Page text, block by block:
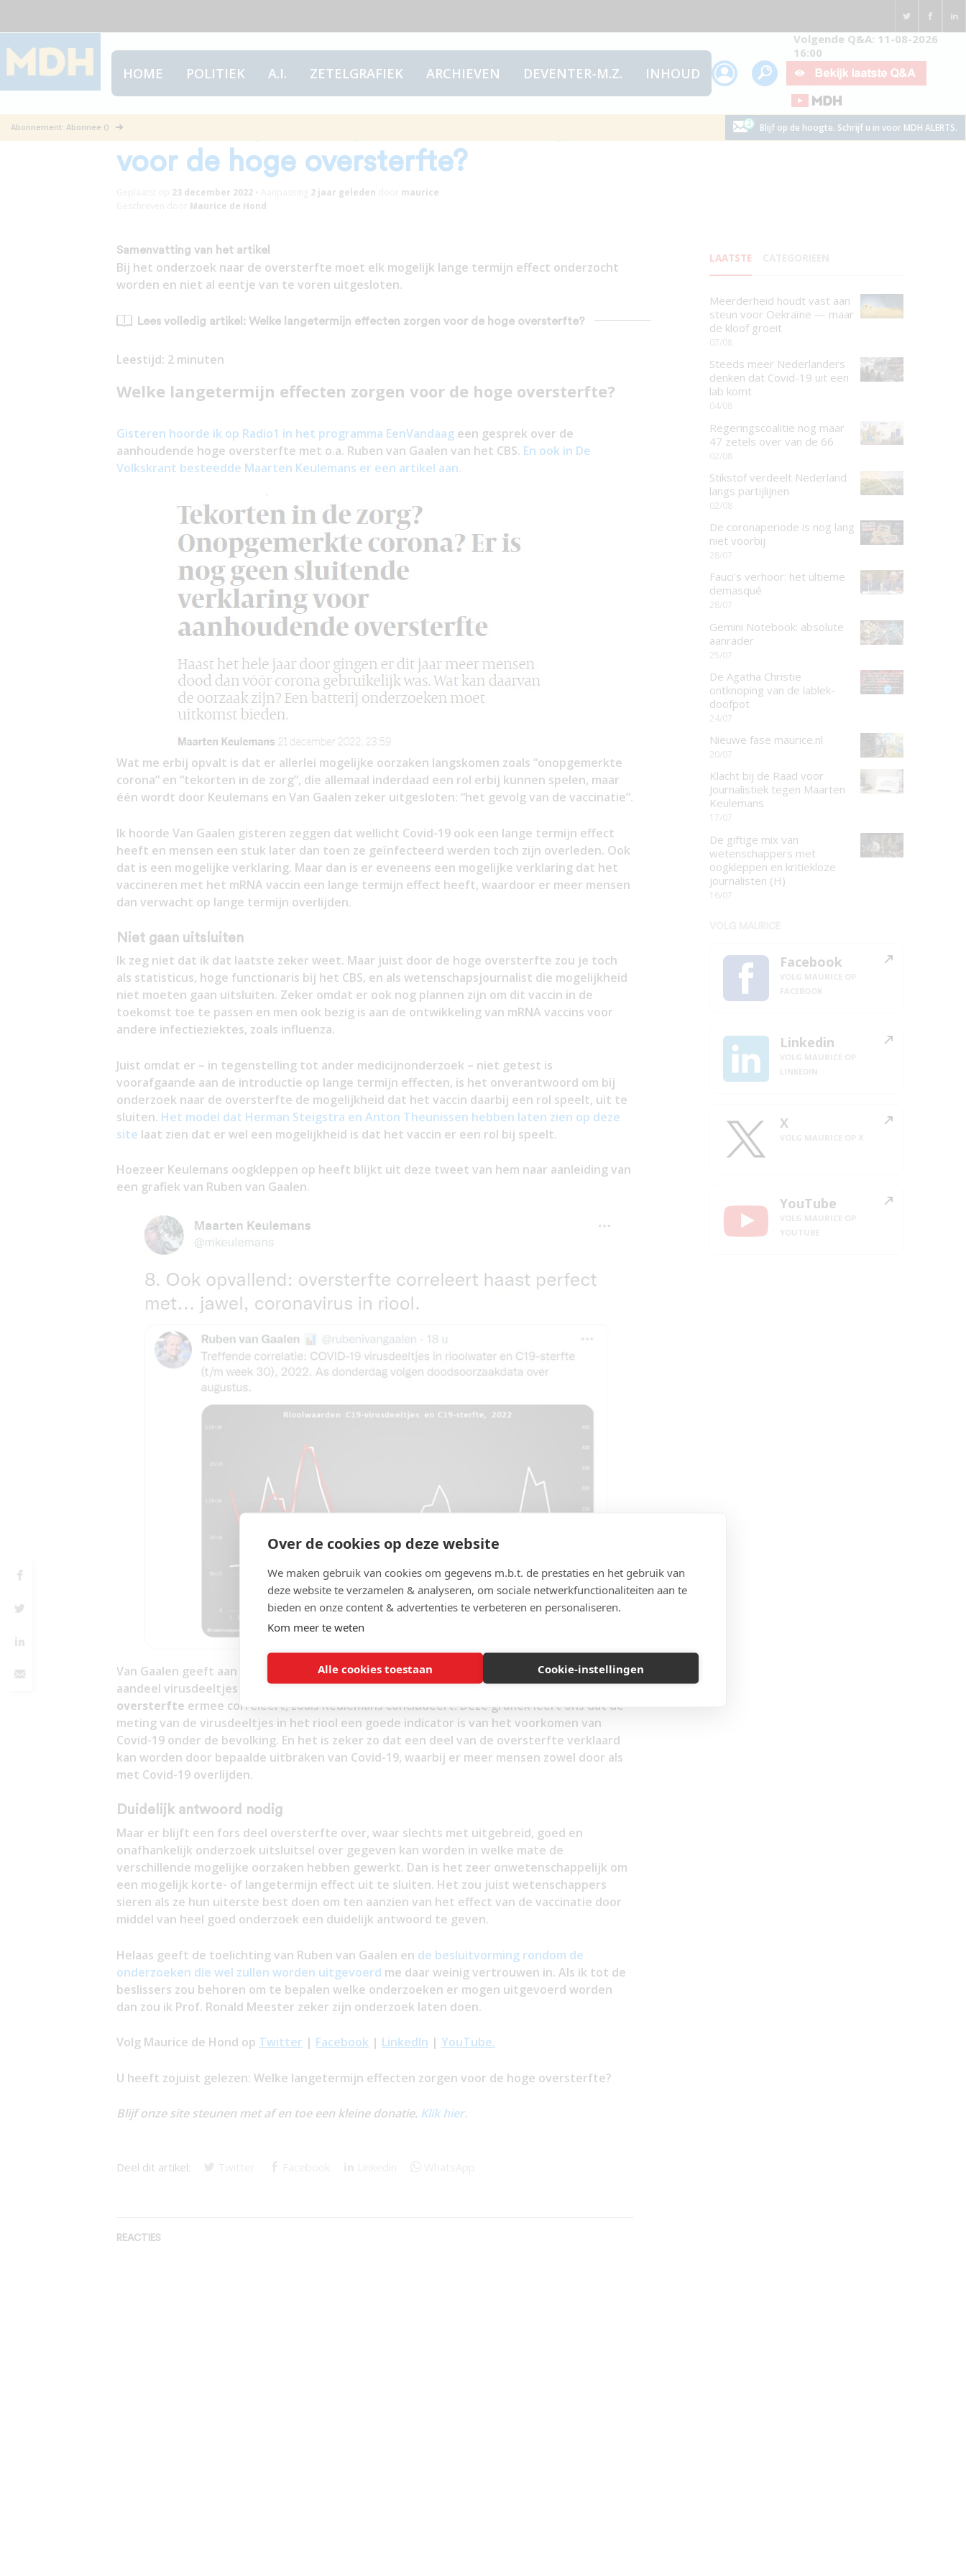
Over de cookies op deze website
We maken gebruik van cookies om gegevens m.b.t. de prestaties en het gebruik van
deze website te verzamelen & analyseren, om sociale netwerkfunctionaliteiten aan te
bieden en onze content & advertenties te verbeteren en personaliseren.
Kom meer te weten
Alle cookies toestaan Cookie-instellingen
HOME POLITIEK A.I. ZETELGRAFIEK ARCHIEVEN DEVENTER-M.Z. INHOUD
Volgende Q&A: 11-08-2026
16:00
Abonnement: Abonnee () Blijf op de hoogte. Schrijf u in voor MDH ALERTS.
Welke langetermijn effecten zorgen
voor de hoge oversterfte?
23 december 2022• 2 jaar geleden
maurice
Maurice de Hond
Samenvatting van het artikel
Bij het onderzoek naar de oversterfte moet elk mogelijk lange termijn effect onderzocht
worden en niet al eentje van te voren uitgesloten.
Lees volledig artikel: Welke langetermijn effecten zorgen voor de hoge oversterfte?
Leestijd: 2 minuten
Welke langetermijn effecten zorgen voor de hoge oversterfte?
Gisteren hoorde ik op Radio1 in het programma EenVandaageen gesprek over de
aanhoudende hoge oversterfte met o.a. Ruben van Gaalen van het CBS. En ook in De
Volkskrant besteedde Maarten Keulemans er een artikel aan.
Wat me erbij opvalt is dat er allerlei mogelijke oorzaken langskomen zoals “onopgemerkte
corona” en “tekorten in de zorg”, die allemaal inderdaad een rol erbij kunnen spelen, maar
één wordt door Keulemans en Van Gaalen zeker uitgesloten: “het gevolg van de vaccinatie”.
Ik hoorde Van Gaalen gisteren zeggen dat wellicht Covid-19 ook een lange termijn effect
heeft en mensen een stuk later dan toen ze geïnfecteerd werden toch zijn overleden. Ook
dat is een mogelijke verklaring. Maar dan is er eveneens een mogelijke verklaring dat het
vaccineren met het mRNA vaccin een lange termijn effect heeft, waardoor er meer mensen
dan verwacht op lange termijn overlijden.
Niet gaan uitsluiten
Ik zeg niet dat ik dat laatste zeker weet. Maar juist door de hoge oversterfte zou je toch
als statisticus, hoge functionaris bij het CBS, en als wetenschapsjournalist die mogelijkheid
niet moeten gaan uitsluiten. Zeker omdat er ook nog plannen zijn om dit vaccin in de
toekomst toe te passen en men ook bezig is aan de ontwikkeling van mRNA vaccins voor
andere infectieziektes, zoals influenza.
Juist omdat er – in tegenstelling tot ander medicijnonderzoek – niet getest is
voorafgaande aan de introductie op lange termijn effecten, is het onverantwoord om bij
onderzoek naar de oversterfte de mogelijkheid dat het vaccin daarbij een rol speelt, uit te
sluiten. Het model dat Herman Steigstra en Anton Theunissen hebben laten zien op deze
site laat zien dat er wel een mogelijkheid is dat het vaccin er een rol bij speelt.
Hoezeer Keulemans oogkleppen op heeft blijkt uit deze tweet van hem naar aanleiding van
een grafiek van Ruben van Gaalen.
Van Gaalen geeft aan in zijn tweet datde sterfte aan Covid-19
sterk correleert met het
aandeel virusdeeltjes in het riool. Maar deze grafiek laat niet zien in welke matede
oversterfte ermee correleert, zoals Keulemans concludeert! Deze grafiek leert ons dat de
meting van de virusdeeltjes in het riool een goede indicator is van het voorkomen van
Covid-19 onder de bevolking. En het is zeker zo dat een deel van de oversterfte verklaard
kan worden door bepaalde uitbraken van Covid-19, waarbij er meer mensen zowel door als
met Covid-19 overlijden.
Duidelijk antwoord nodig
Maar er blijft een fors deel oversterfte over, waar slechts met uitgebreid, goed en
onafhankelijk onderzoek uitsluitsel over gegeven kan worden in welke mate de
verschillende mogelijke oorzaken hebben gewerkt. Dan is het zeer onwetenschappelijk om
een mogelijk korte- of langetermijn effect uit te sluiten. Het zou juist wetenschappers
sieren als ze hun uiterste best doen om ten aanzien van het effect van de vaccinatie door
middel van heel goed onderzoek een duidelijk antwoord te geven.
Helaas geeft de toelichting van Ruben van Gaalen en de besluitvorming rondom de
onderzoeken die wel zullen worden uitgevoerd me daar weinig vertrouwen in. Als ik tot de
beslissers zou behoren om te bepalen welke onderzoeken er mogen uitgevoerd worden
dan zou ik Prof. Ronald Meester zeker zijn onderzoek laten doen.
Volg Maurice de Hond op Twitter | Facebook| LinkedIn | YouTube.
U heeft zojuist gelezen: Welke langetermijn effecten zorgen voor de hoge oversterfte?
Blijf onze site steunen met af en toe een kleine donatie. Klik hier.
Deel dit artikel:
REACTIES
LAATSTE
Meerderheid houdt vast aan
steun voor Oekraïne — maar
de kloof groeit
07/08
Steeds meer Nederlanders
denken dat Covid-19 uit een
lab komt
04/08
Regeringscoalitie nog maar
47 zetels over van de 66
02/08
Stikstof verdeelt Nederland
langs partijlijnen
02/08
De coronaperiode is nog lang
niet voorbij
28/07
Fauci’s verhoor: het ultieme
demasqué
28/07
Gemini Notebook: absolute
aanrader
25/07
De Agatha Christie
ontknoping van de lablek-
doofpot
24/07
Nieuwe fase maurice.nl
20/07
Klacht bij de Raad voor
Journalistiek tegen Maarten
Keulemans
17/07
De giftige mix van
wetenschappers met
oogkleppen en kritiekloze
journalisten (H)
16/07
Facebook
Linkedin
X
YouTube